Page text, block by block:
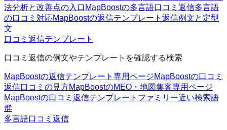
法分析と改善点の入口 MapBoostの多言語口コミ返信多言語
の口コミ対応MapBoostの返信テンプレート 返信例文と定型
文
口コミ返信テンプレート
口コミ返信の例文やテンプレートを確認する検索
MapBoostの返信テンプレート 専用ページMapBoostの口コミ
返信口コミの見方MapBoostのMEO・地図集客専用ページ
MapBoostの口コミ返信テンプレートファミリー近い検索語
群
多言語口コミ返信